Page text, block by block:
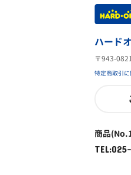
ハード
〒943-
特定商取引
商品